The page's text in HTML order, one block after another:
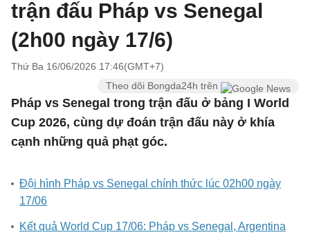
trận đấu Pháp vs Senegal
(2h00 ngày 17/6)
Thứ Ba 16/06/2026 17:46(GMT+7)
Theo dõi Bongda24h trên
Pháp vs Senegal trong trận đấu ở bảng I World
Cup 2026, cùng dự đoán trận đấu này ở khía
cạnh những quả phạt góc.
Đội hình Pháp vs Senegal chính thức lúc 02h00 ngày
17/06
Kết quả World Cup 17/06: Pháp vs Senegal, Argentina